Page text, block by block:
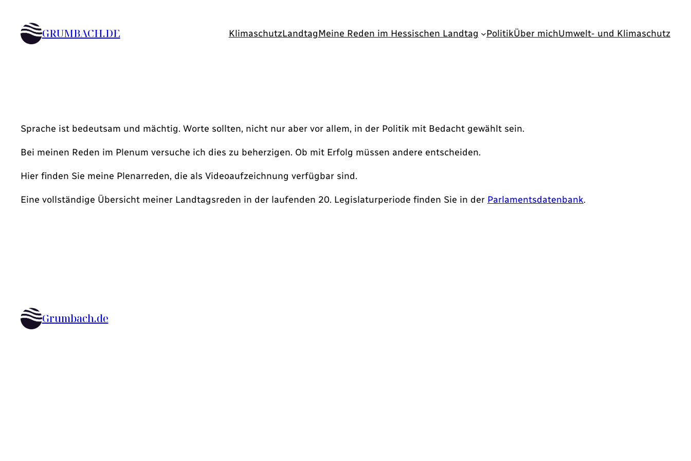
Inhalt
springenGRUMBACH.DE KlimaschutzLandtagMeine Reden im Hessischen Landtag PolitikÜber michUmwelt- und Klimaschutz
Sprache ist bedeutsam und mächtig. Worte sollten, nicht nur aber vor allem, in der Politik mit Bedacht gewählt sein.
Bei meinen Reden im Plenum versuche ich dies zu beherzigen. Ob mit Erfolg müssen andere entscheiden.
Hier finden Sie meine Plenarreden, die als Videoaufzeichnung verfügbar sind.
Eine vollständige Übersicht meiner Landtagsreden in der laufenden 20. Legislaturperiode finden Sie in der Parlamentsdatenbank.
Grumbach.de